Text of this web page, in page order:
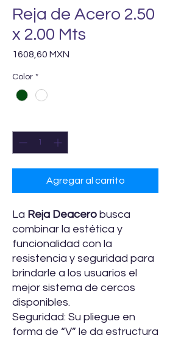
Reja de Acero 2.50
x 2.00 Mts
1608,60 MXN
Color *
Agregar al carrito
La Reja Deacero busca
combinar la estética y
funcionalidad con la
resistencia y seguridad para
brindarle a los usuarios el
mejor sistema de cercos
disponibles.
Seguridad: Su pliegue en
forma de “V” le da estructura